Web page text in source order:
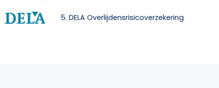
5. DELA Overlijdensrisicoverzekering